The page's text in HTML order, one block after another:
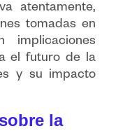
atentamente,
tomadas en
implicaciones
el futuro de la
y su impacto
la